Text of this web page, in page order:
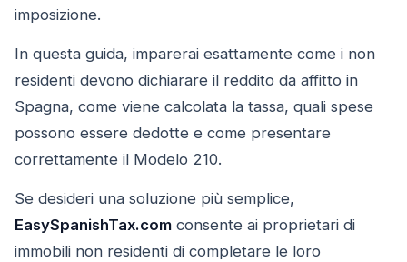
imposizione.
In questa guida, imparerai esattamente come i non
residenti devono dichiarare il reddito da affitto in
Spagna, come viene calcolata la tassa, quali spese
possono essere dedotte e come presentare
correttamente il Modelo 210.
Se desideri una soluzione più semplice,
EasySpanishTax.com consente ai proprietari di
immobili non residenti di completare le loro